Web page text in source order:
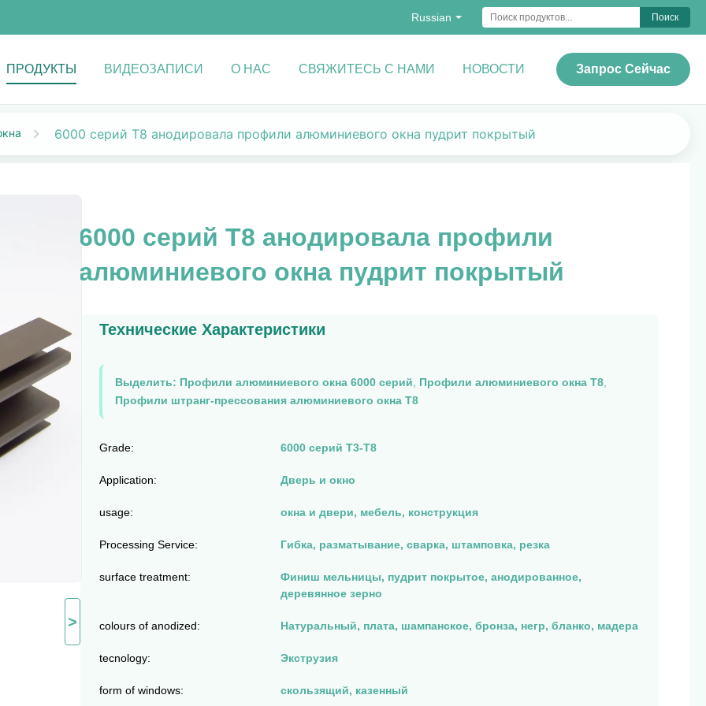
Russian Поиск
ПРОДУКТЫ ВИДЕОЗАПИСИ О НАС СВЯЖИТЕСЬ С НАМИ НОВОСТИ Запрос Сейчас
6000 серий T8 анодировала профили алюминиевого окна пудрит покрытый
>
6000 серий T8 анодировала профили
алюминиевого окна пудрит покрытый
Технические Характеристики
Выделить: Профили алюминиевого окна 6000 серий Профили алюминиевого окна T8,
Профили штранг-прессования алюминиевого окна T8
Grade: 6000 серий T3-T8
Application: Дверь и окно
usage: окна и двери, мебель, конструкция
Processing Service: Гибка, разматывание, сварка, штамповка, резка
surface treatment:
Финиш мельницы, пудрит покрытое, анодированное,
деревянное зерно
colours of anodized: Натуральный, плата, шампанское, бронза, негр, бланко, мадера
tecnology: Экструзия
form of windows: скользящий, казенный